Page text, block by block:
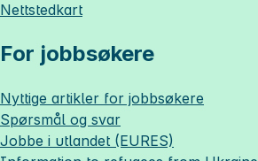
Nettstedkart
For jobbsøkere
Nyttige artikler for jobbsøkere
Spørsmål og svar
Jobbe i utlandet (EURES)